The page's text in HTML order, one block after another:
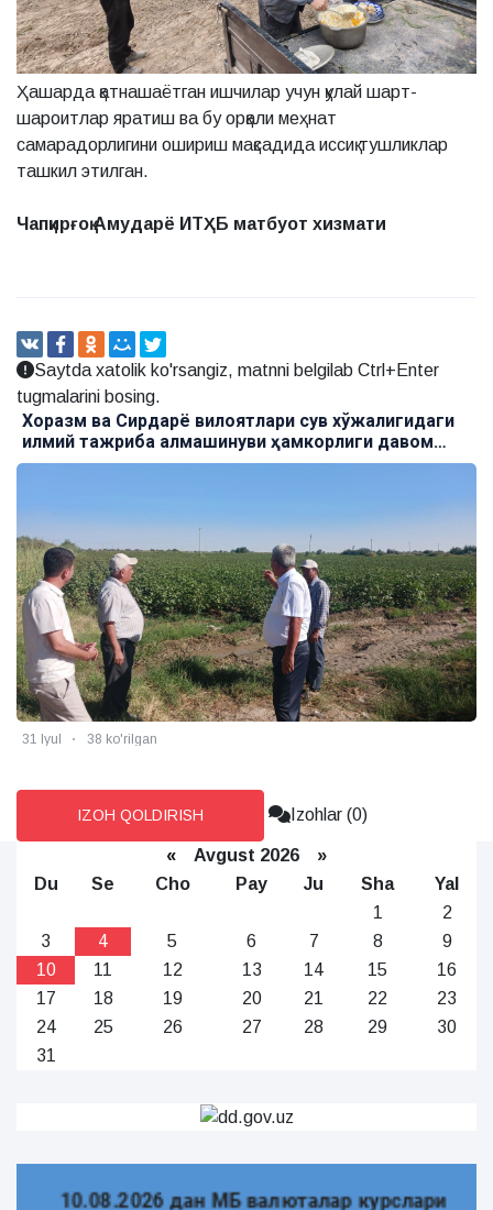
Ҳашарда қатнашаётган ишчилар учун қулай шарт-
шароитлар яратиш ва бу орқали меҳнат
самарадорлигини ошириш мақсадида иссиқ тушликлар
ташкил этилган.
Чапқирғоқ Амударё ИТҲБ матбуот хизмати
Saytda xatolik ko'rsangiz, matnni belgilab Ctrl+Enter
tugmalarini bosing.
Хоразм ва Сирдарё вилоятлари сув хўжалигидаги
илмий тажриба алмашинуви ҳамкорлиги давом
этмоқда
31 Iyul 38 ko'rilgan
IZOH QOLDIRISH Izohlar (0)
« Avgust 2026 »
Du
Se Cho Pay Ju Sha
Yal
1
2
3
4 5 6 7 8
9
10
11 12 13 14 15
16
17
18 19 20 21 22
23
24
25 26 27 28 29
30
31